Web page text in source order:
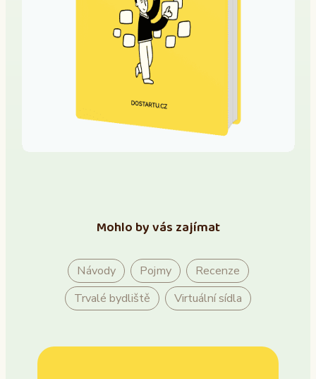
Mohlo by vás zajímat
Návody Pojmy
Recenze
Trvalé bydliště
Virtuální sídla